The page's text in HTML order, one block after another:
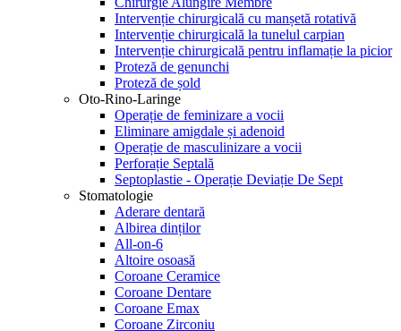
Intervenție chirurgicală cu manșetă rotativă
Intervenție chirurgicală la tunelul carpian
Intervenție chirurgicală pentru inflamație la picior
Proteză de genunchi
Proteză de șold
Oto-Rino-Laringe
Operație de feminizare a vocii
Eliminare amigdale și adenoid
Operație de masculinizare a vocii
Perforație Septală
Septoplastie - Operație Deviație De Sept
Stomatologie
Aderare dentară
Albirea dinților
All-on-6
Altoire osoasă
Coroane Ceramice
Coroane Dentare
Coroane Emax
Coroane Zirconiu